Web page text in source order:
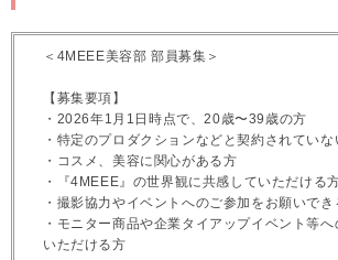
＜4MEEE美容部 部員募集＞
【募集要項】
・2026年1月1日時点で、20歳〜39歳の方
・特定のプロダクションなどと契約されていな
・コスメ、美容に関心がある方
・『4MEEE』の世界観に共感していただける
・撮影協力やイベントへのご参加をお願いでき
・モニター商品や企業タイアップイベント等
いただける方